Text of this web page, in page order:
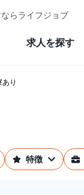
らライフジョブ
求人を探す
り
特徴